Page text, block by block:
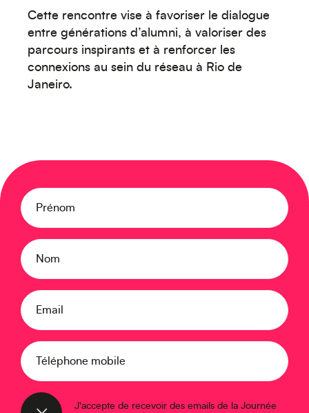
Cette rencontre vise à favoriser le dialogue
entre générations d’alumni, à valoriser des
parcours inspirants et à renforcer les
connexions au sein du réseau à Rio de
Janeiro.
Prénom
Nom
Email
Téléphone mobile
J'accepte de recevoir des emails de la Journée
Caraïbes
Europe
Moyen-Orient